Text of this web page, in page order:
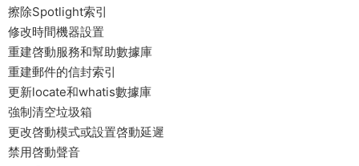
擦除Spotlight索引
修改時間機器設置
重建啓動服務和幫助數據庫
重建郵件的信封索引
更新locate和whatis數據庫
強制清空垃圾箱
更改啓動模式或設置啓動延遲
禁用啓動聲音